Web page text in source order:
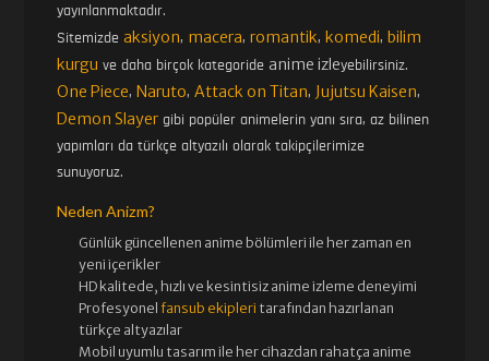
yayınlanmaktadır.
Sitemizdeaksiyon, macera,romantik, komedi, bilim
kurgu ve daha birçok kategoride anime izleyebilirsiniz.
One Piece, Naruto,Attack on Titan, Jujutsu Kaisen,
Demon Slayer gibi popüler animelerin yanı sıra, az bilinen
yapımları da türkçe altyazılı olarak takipçilerimize
sunuyoruz.
Neden Anizm?
Günlük güncellenen anime bölümleri ile her zaman en
yeni içerikler
HD kalitede, hızlı ve kesintisiz anime izleme deneyimi
Profesyonelfansub ekipleri tarafından hazırlanan
türkçe altyazılar
Mobil uyumlu tasarım ile her cihazdan rahatça anime